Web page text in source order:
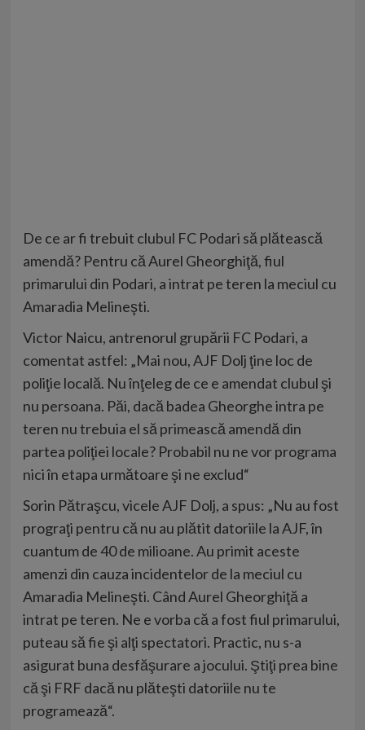
De ce ar fi trebuit clubul FC Podari să plătească
amendă? Pentru că Aurel Gheorghiţă, fiul
primarului din Podari, a intrat pe teren la meciul cu
Amaradia Melineşti.
Victor Naicu, antrenorul grupării FC Podari, a
comentat astfel: „Mai nou, AJF Dolj ţine loc de
poliţie locală. Nu înţeleg de ce e amendat clubul şi
nu persoana. Păi, dacă badea Gheorghe intra pe
teren nu trebuia el să primească amendă din
partea poliţiei locale? Probabil nu ne vor programa
nici în etapa următoare şi ne exclud“
Sorin Pătraşcu, vicele AJF Dolj, a spus: „Nu au fost
prograţi pentru că nu au plătit datoriile la AJF, în
cuantum de 40 de milioane. Au primit aceste
amenzi din cauza incidentelor de la meciul cu
Amaradia Melineşti. Când Aurel Gheorghiţă a
intrat pe teren. Ne e vorba că a fost fiul primarului,
puteau să fie şi alţi spectatori. Practic, nu s-a
asigurat buna desfăşurare a jocului. Ştiţi prea bine
că şi FRF dacă nu plăteşti datoriile nu te
programează“.